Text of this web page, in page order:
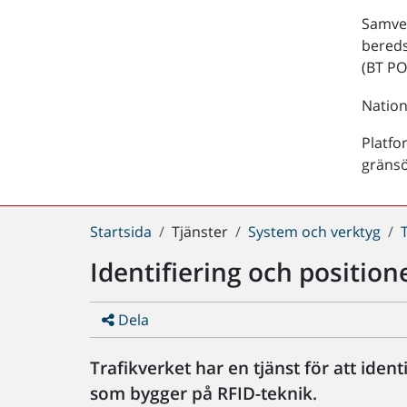
(BT
Du
här:
Startsida Tjänster System och verktyg
Identifiering och
Dela
Trafikverket har en tjänst för att
som bygger på RFID-teknik.